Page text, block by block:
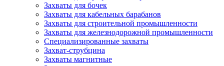
Захваты для бочек
Захваты для кабельных барабанов
Захваты для строительной промышленности
Захваты для железнодорожной промышленности
Специализированные захваты
Захват-струбцина
Захваты магнитные